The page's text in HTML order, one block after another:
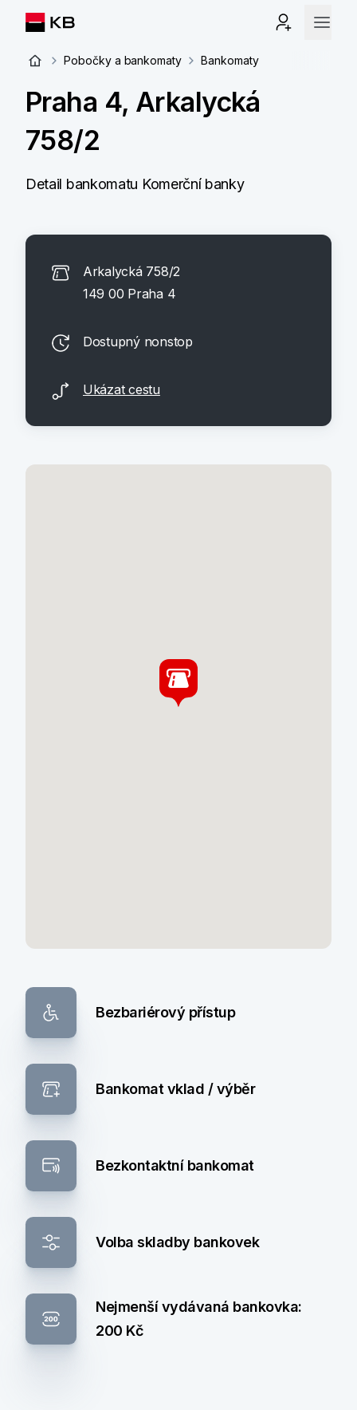
Pobočky a bankomaty Bankomaty
Praha 4, Arkalycká
758/2
Detail bankomatu Komerční banky
Arkalycká 758/2
149 00 Praha 4
Dostupný nonstop
Ukázat cestu
Bezbariérový přístup
Bankomat vklad / výběr
Bezkontaktní bankomat
Volba skladby bankovek
Nejmenší vydávaná bankovka:
200 Kč